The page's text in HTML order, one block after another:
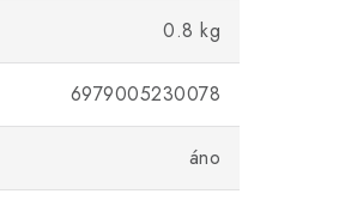
0.8 kg
6979005230078
áno